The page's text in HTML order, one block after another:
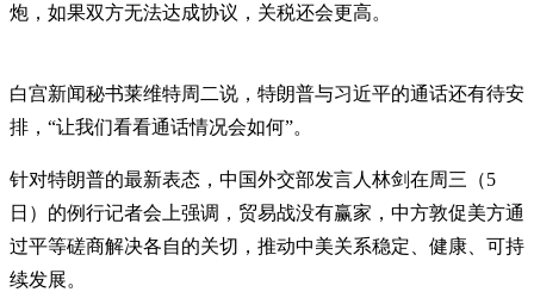
炮，如果双方无法达成协议，关税还会更高。
白宫新闻秘书莱维特周二说，特朗普与习近平的通话还有待安
排，“让我们看看通话情况会如何”。
针对特朗普的最新表态，中国外交部发言人林剑在周三（5
日）的例行记者会上强调，贸易战没有赢家，中方敦促美方通
过平等磋商解决各自的关切，推动中美关系稳定、健康、可持
续发展。